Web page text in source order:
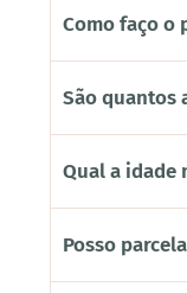
Como faço o
São quantos
Qual a idade
Posso